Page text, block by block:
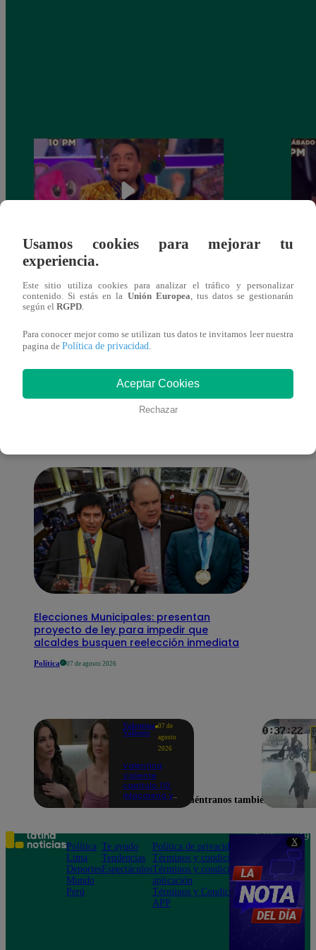
X
¡Jorge Benavides estuvo escondido tras la
máscara de ‘Caballo’!
del
También te puede
interesar
Elecciones Municipales: presentan
proyecto de ley para impedir que
alcaldes busquen reelección inmediata
Política 07 de agosto 2026
Valentina
Valiente
07 de
agosto
2026
Valentina
Valiente
capítulo 110:
¡Macarena ya
extorsión
contra Frida y
Rodrigo!
Usamos cookies para mejorar tu
experiencia.
Este sitio utiliza cookies para analizar el tráfico y personalizar
contenido. Si estás en la Unión Europea , tus datos se gestionarán
según el RGPD
Para conocer mejor como se utilizan tus datos te invitamos leer nuestra
pagina de Política de privacidad
Aceptar Cookies
Rechazar
Encuéntranos también en
Política
Lima
Deportes
Mundo
Perú
Te ayudo
Tendencias
Espectáculos
Política de privacidad
Términos y condiciones
Términos y condiciones
aplicación
Términos y Condiciones
APP
Teléfono: 219
Av. San
Felipe 968
Jesús María